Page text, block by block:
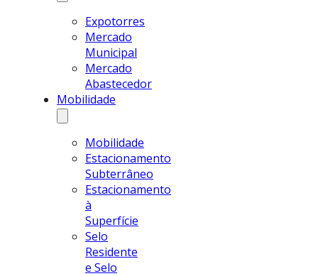
Expotorres
Mercado
Municipal
Mercado
Abastecedor
Mobilidade
Mobilidade
Estacionamento
Subterrâneo
Estacionamento
à
Superfície
Selo
Residente
e Selo